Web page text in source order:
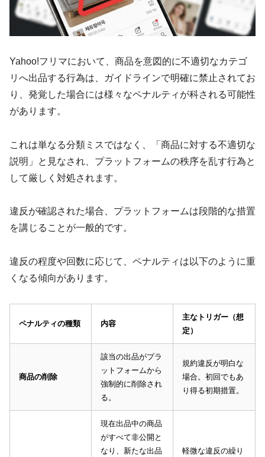
Yahoo!フリマにおいて、商品を意図的に不適切なカテゴ
リへ出品する行為は、ガイドラインで明確に禁止されてお
り、発覚した場合には様々なペナルティが科される可能性
があります。
これは単なる分類ミスではなく、「商品に対する不適切な
説明」と見なされ、プラットフォームの秩序を乱す行為と
して厳しく対処されます。
違反が確認された場合、プラットフォームは段階的な措置
を講じることが一般的です。
違反の程度や回数に応じて、ペナルティは以下のように重
くなる傾向があります。
ペナルティの種類 内容
主なトリガー（想
定）
商品の削除
該当の出品がプラ
ットフォームから
強制的に削除され
る。
規約違反が明白な
場合。初回でもあ
り得る初期措置。
現在出品中の商品
がすべて非公開と
なり、新たな出品
軽微な違反の繰り